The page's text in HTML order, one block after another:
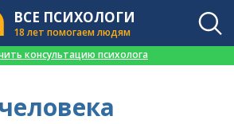
ВСЕ ПСИХОЛОГИ
18 лет помогаем людям
консультацию психолога